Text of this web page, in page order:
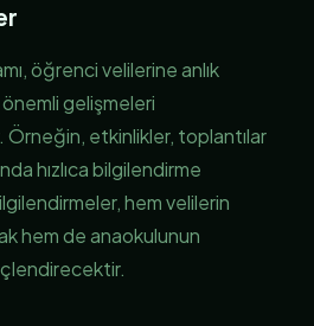
öğrenci velilerine anlık
gelişmeleri
Örneğin, etkinlikler, toplantılar
hızlıca bilgilendirme
hem velilerin
hem de anaokulunun